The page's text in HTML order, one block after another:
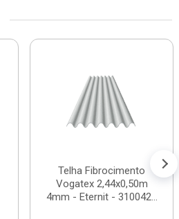
Telha Fibrocimento
Vogatex 2,44x0,50m
4mm - Eternit - 310042...